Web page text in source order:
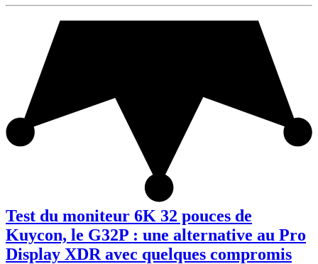
Test du moniteur 6K 32 pouces de
Kuycon, le G32P : une alternative au Pro
Display XDR avec quelques compromis